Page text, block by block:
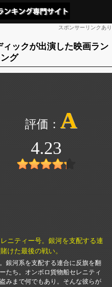
スポンサーリンクあり
ックが出演した映画ラン
グ
A
4.23
ニティー号。銀河を支配する連
けた最後の戦い。
銀河系を支配する連合に反旗を翻
たち。オンボロ貨物船セレニティ
みまで何でもあり。そんな彼らが